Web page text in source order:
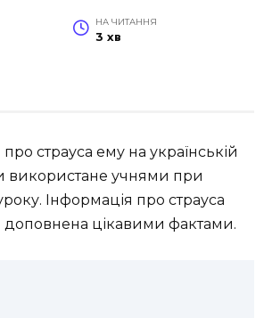
НА ЧИТАННЯ
3 хв
страуса ему на українській
використане учнями при
Інформація про страуса
цікавими фактами.